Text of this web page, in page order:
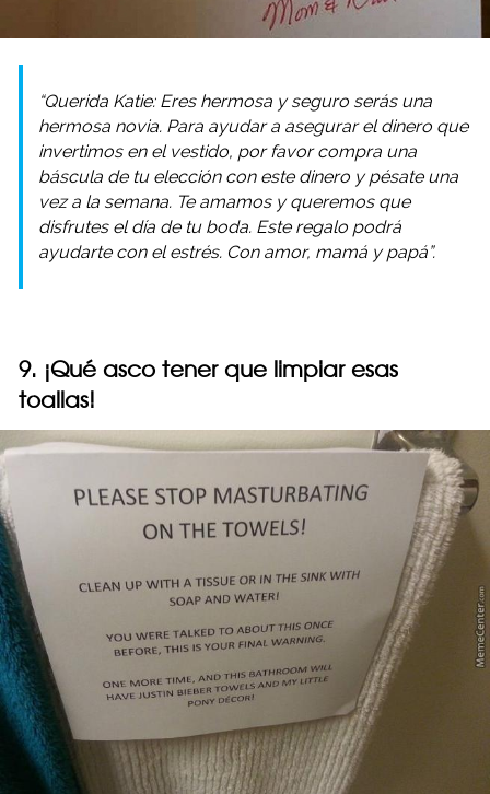
“Querida Katie: Eres hermosa y seguro serás una
hermosa novia. Para ayudar a asegurar el dinero que
invertimos en el vestido, por favor compra una
báscula de tu elección con este dinero y pésate una
vez a la semana. Te amamos y queremos que
disfrutes el día de tu boda. Este regalo podrá
ayudarte con el estrés. Con amor, mamá y papá”.
9. ¡Qué asco tener que limpiar esas
toallas!